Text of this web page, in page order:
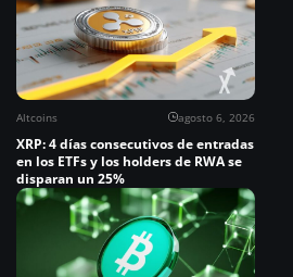
Altcoins agosto 6, 2026
XRP: 4 días consecutivos de entradas
en los ETFs y los holders de RWA se
disparan un 25%